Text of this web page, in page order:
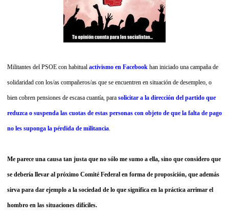
Militantes del PSOE con habitual activismo en Facebook han iniciado una campaña de
solidaridad con los/as compañeros/as que se encuentren en situación de desempleo, o
bien cobren pensiones de escasa cuantía, para solicitar a la dirección del partido que
reduzca o suspenda las cuotas de estas personas con objeto de que la falta de pago
no les suponga la pérdida de militancia
Me parece una causa tan justa que no sólo me sumo a ella, sino que considero que
se debería llevar al próximo Comité Federal en forma de proposición, que además
sirva para dar ejemplo a la sociedad de lo que significa en la práctica arrimar el
hombro en las situaciones difíciles.